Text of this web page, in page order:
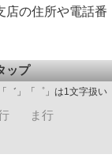
店の住所や電話番
ップ
゛」「゜」は1文字扱い
ま行